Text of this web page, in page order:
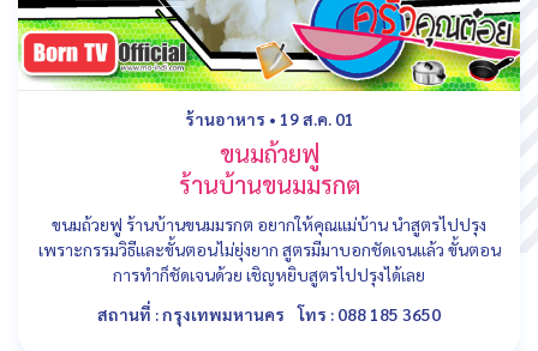
ร้านอาหาร • 19 ส.ค. 01
ขนมถ้วยฟู
ร้านบ้านขนมมรกต
ขนมถ้วยฟู ร้านบ้านขนมมรกต อยากให้คุณแม่บ้าน นำสูตรไปปรุง
เพราะกรรมวิธีและขั้นตอนไม่ยุ่งยาก สูตรมีมาบอกชัดเจนแล้ว ขั้นตอน
การทำก็ชัดเจนด้วย เชิญหยิบสูตรไปปรุงได้เลย
สถานที่ : กรุงเทพมหานคร
โทร : 088 185 3650